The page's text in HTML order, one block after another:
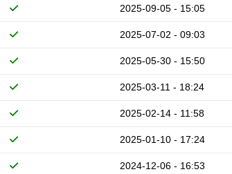
2025-09-05 - 15:05
2025-07-02 - 09:03
2025-05-30 - 15:50
2025-03-11 - 18:24
2025-02-14 - 11:58
2025-01-10 - 17:24
2024-12-06 - 16:53